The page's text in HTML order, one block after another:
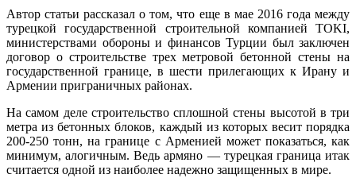
Автор статьи рассказал о том, что еще в мае 2016 года между
турецкой государственной строительной компанией TOKI,
министерствами обороны и финансов Турции был заключен
договор о строительстве трех метровой бетонной стены на
государственной границе, в шести прилегающих к Ирану и
Армении приграничных районах.
На самом деле строительство сплошной стены высотой в три
метра из бетонных блоков, каждый из которых весит порядка
200-250 тонн, на границе с Арменией может показаться, как
минимум, алогичным. Ведь армяно — турецкая граница итак
считается одной из наиболее надежно защищенных в мире.